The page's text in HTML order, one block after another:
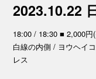
2023.10.22
18:00 / 18:30 ■ 2,000円
白線の内側 / ヨウヘイ
レス